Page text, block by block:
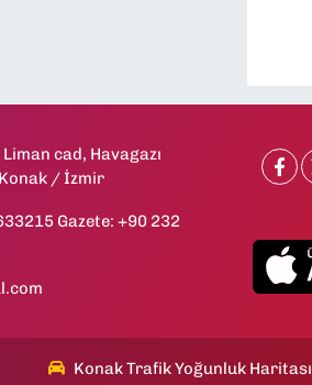
cad, Havagazı
/ İzmir
Gazete: +90 232
Konak Trafik Yoğunluk Haritası